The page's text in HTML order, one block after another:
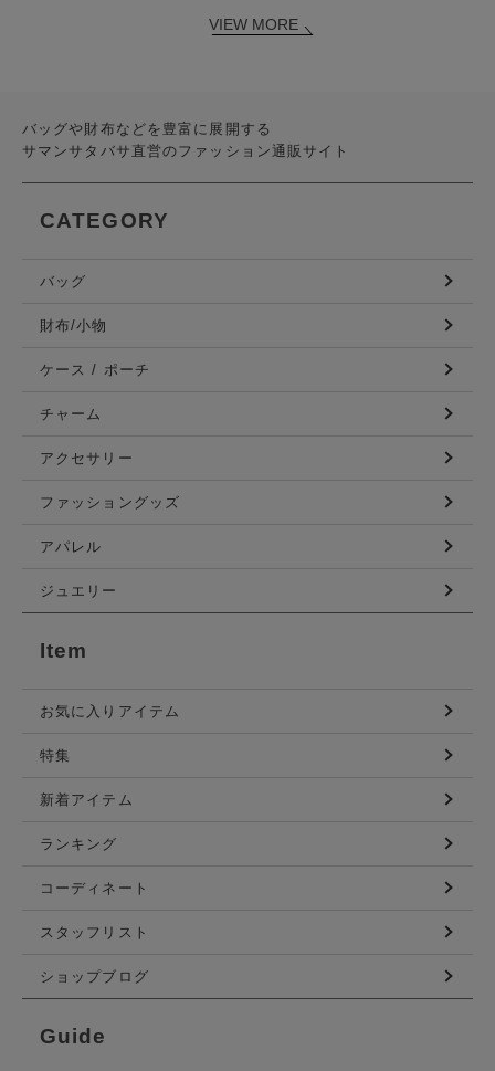
VIEW MORE
バッグや財布などを豊富に展開する
サマンサタバサ直営のファッション通販サイト
CATEGORY
バッグ
財布/小物
ケース / ポーチ
チャーム
アクセサリー
ファッショングッズ
アパレル
ジュエリー
Item
お気に入りアイテム
特集
新着アイテム
ランキング
コーディネート
スタッフリスト
ショップブログ
Guide